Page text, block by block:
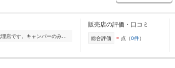
"バンテック、アネックス 等のキャンピングカー四国地区、代理店です。キャンパーのみなさん、今年はオートキャンプでひと味ちがったキャンプを楽しんでみませんか...
販売店の評価・口コミ
総合評価 - 点（0件）